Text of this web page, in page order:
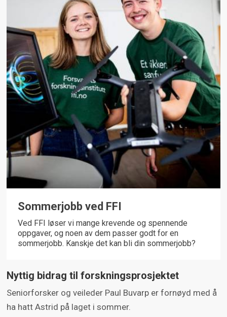
Sommerjobb ved FFI
Ved FFI løser vi mange krevende og spennende
oppgaver, og noen av dem passer godt for en
sommerjobb. Kanskje det kan bli din sommerjobb?
Nyttig bidrag til forskningsprosjektet
Seniorforsker og veileder Paul Buvarp er fornøyd med å
ha hatt Astrid på laget i sommer.